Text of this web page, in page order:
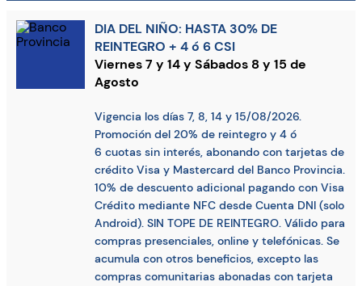
DIA DEL NIÑO: HASTA 30% DE
REINTEGRO + 4 ó 6 CSI
Viernes 7 y 14 y Sábados 8 y 15 de
Agosto
Vigencia los días 7, 8, 14 y 15/08/2026.
Promoción del 20% de reintegro y 4 ó
6 cuotas sin interés, abonando con tarjetas de
crédito Visa y Mastercard del Banco Provincia.
10% de descuento adicional pagando con Visa
Crédito mediante NFC desde Cuenta DNI (solo
Android). SIN TOPE DE REINTEGRO. Válido para
compras presenciales, online y telefónicas. Se
acumula con otros beneficios, excepto las
compras comunitarias abonadas con tarjeta